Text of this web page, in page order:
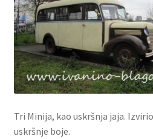
Tri Minija, kao uskršnja jaja.
uskršnje boje.